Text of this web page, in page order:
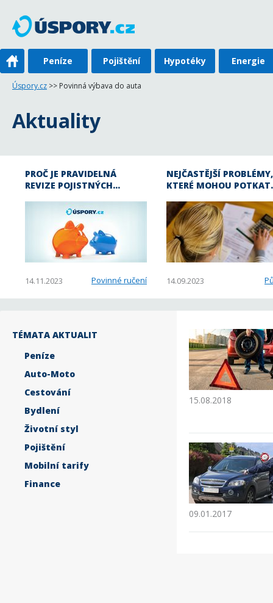
Peníze Pojištění Hypotéky Energie
Úspory.cz >> Povinná výbava do auta
Aktuality
PROČ JE PRAVIDELNÁ
REVIZE POJISTNÝCH…
14.11.2023 Povinné ručení
NEJČASTĚJŠÍ PROBLÉMY,
KTERÉ MOHOU
14.09.2023
TÉMATA AKTUALIT
Peníze
Auto-Moto
Cestování
Bydlení
Životní styl
Pojištění
Mobilní tarify
Finance
15.08.2018
09.01.2017